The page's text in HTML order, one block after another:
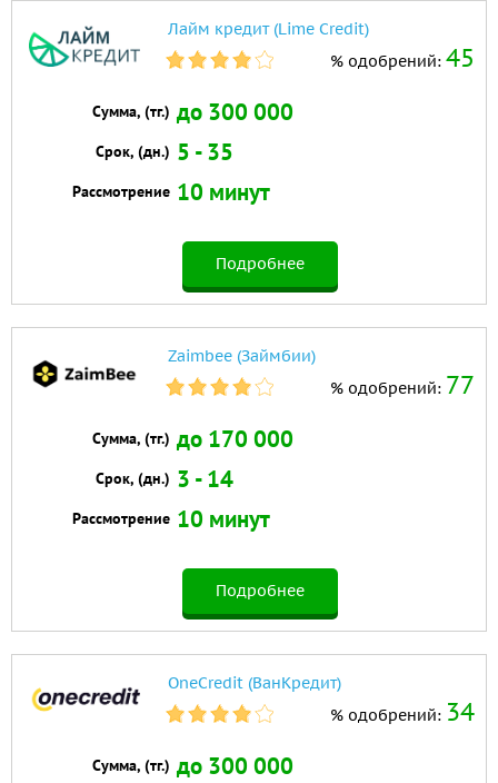
Лайм кредит (Lime Credit)
% одобрений: 45
Сумма, (тг.) до 300 000
Срок, (дн.) 5 - 35
Рассмотрение 10 минут
Подробнее
Zaimbee (Займбии)
% одобрений: 77
Сумма, (тг.) до 170 000
Срок, (дн.) 3 - 14
Рассмотрение 10 минут
Подробнее
OneCredit (ВанКредит)
% одобрений: 34
Сумма, (тг.) до 300 000